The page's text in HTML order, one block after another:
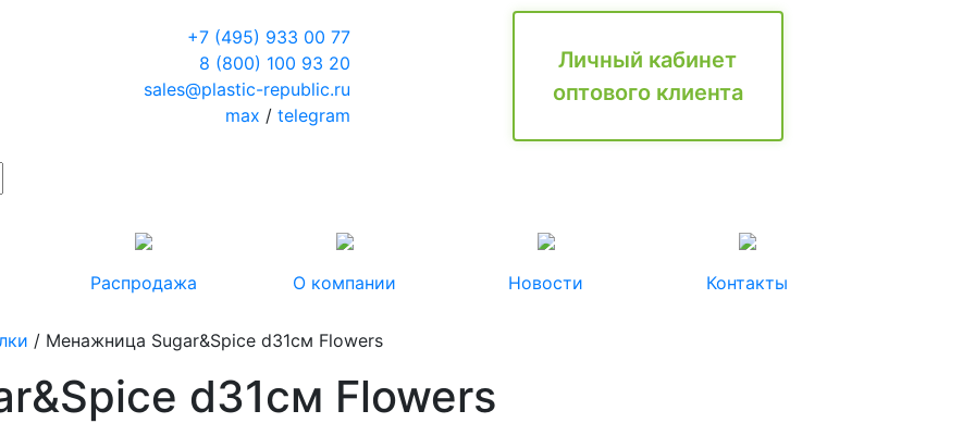
+7 (495) 933 00 77
8 (800) 100 93 20
sales@plastic-republic.ru
max / telegram
Личный кабинет
оптового клиента
Распродажа О компании Новости Контакты
/ Менажница Sugar&Spice d31см Flowers
d31см Flowers